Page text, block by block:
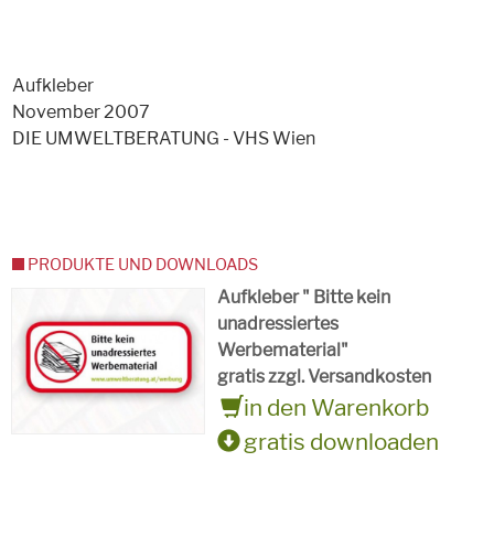
Aufkleber
November 2007
DIE UMWELTBERATUNG - VHS Wien
PRODUKTE UND DOWNLOADS
Aufkleber " Bitte kein
unadressiertes
Werbematerial"
gratis zzgl. Versandkosten
in den Warenkorb
gratis downloaden